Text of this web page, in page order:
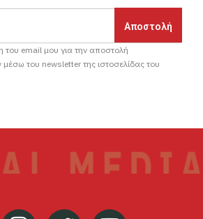
του email μου για την αποστολή
του newsletter της ιστοσελίδας του